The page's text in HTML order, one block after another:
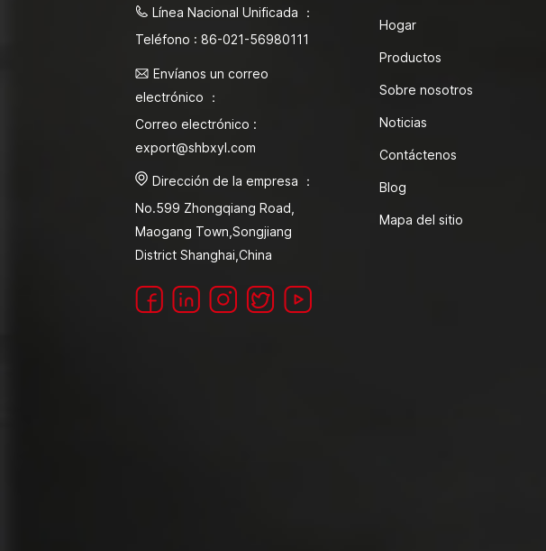
Línea Nacional Unificada ：
Teléfono : 86-021-56980111
Envíanos un correo
electrónico ：
Correo electrónico :
export@shbxyl.com
Dirección de la empresa ：
No.599 Zhongqiang Road,
Maogang Town,Songjiang
District Shanghai,China
Hogar
Productos
Sobre nosotros
Noticias
Contáctenos
Blog
Mapa del sitio